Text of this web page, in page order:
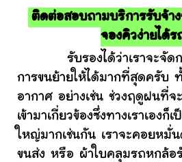
ติดต่อสอบถามบริการรับจ้าง
จองคิวง่ายได้ร
รับรองได้ว่าเราจะจัดกา
การขนย้ายให้ได้มากที่สุดครับ
อากาศ อย่างเช่น ช่วงฤดูฝนที่จ
เข้ามาเกี่ยวข้องซึ่งทางเราเอง
ใหญ่มากเช่นกัน เราจะคอยหมั่
ขนส่ง หรือ ผ้าใบคลุมรถหกล้อ